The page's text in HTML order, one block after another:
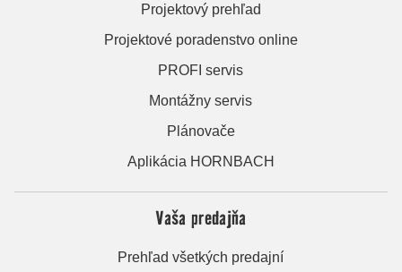
Projektový prehľad
Projektové poradenstvo online
PROFI servis
Montážny servis
Plánovače
Aplikácia HORNBACH
Vaša predajňa
Prehľad všetkých predajní